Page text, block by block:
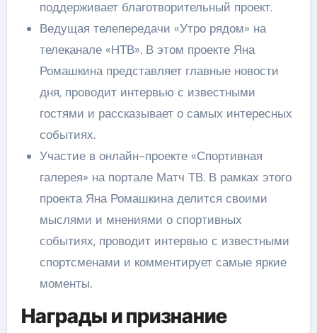
поддерживает благотворительный проект.
Ведущая телепередачи «Утро рядом» на
телеканале «НТВ». В этом проекте Яна
Ромашкина представляет главные новости
дня, проводит интервью с известными
гостями и рассказывает о самых интересных
событиях.
Участие в онлайн-проекте «Спортивная
галерея» на портале Матч ТВ. В рамках этого
проекта Яна Ромашкина делится своими
мыслями и мнениями о спортивных
событиях, проводит интервью с известными
спортсменами и комментирует самые яркие
моменты.
Награды и признание